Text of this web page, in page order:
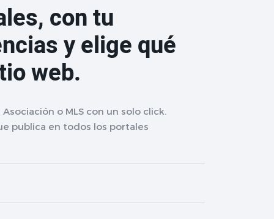
con tu
y elige qué
web.
o MLS con un solo click.
publica en todos los portales